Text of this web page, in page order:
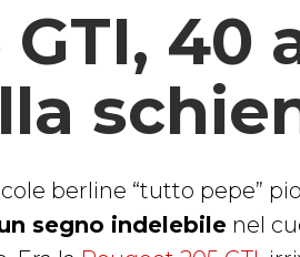
40
berline “tutto pepe”
segno indelebile nel